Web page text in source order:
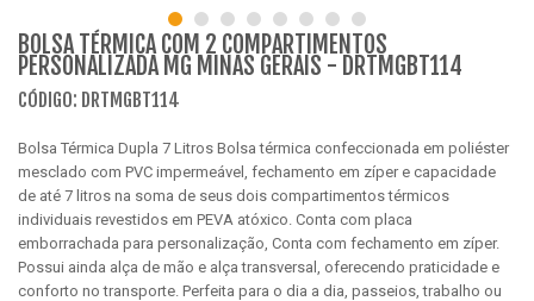
BOLSA TÉRMICA COM 2 COMPARTIMENTOS
PERSONALIZADA MG MINAS GERAIS - DRTMGBT114
CÓDIGO: DRTMGBT114
Bolsa Térmica Dupla 7 Litros Bolsa térmica confeccionada em poliéster
mesclado com PVC impermeável, fechamento em zíper e capacidade
de até 7 litros na soma de seus dois compartimentos térmicos
individuais revestidos em PEVA atóxico. Conta com placa
emborrachada para personalização, Conta com fechamento em zíper.
Possui ainda alça de mão e alça transversal, oferecendo praticidade e
conforto no transporte. Perfeita para o dia a dia, passeios, trabalho ou